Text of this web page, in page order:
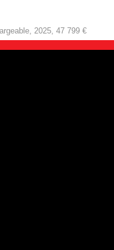
2025, 47 799 €